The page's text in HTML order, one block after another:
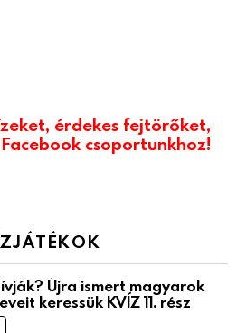
érdekes fejtörőket,
csoportunkhoz!
Újra ismert magyarok
keressük KVÍZ 11. rész